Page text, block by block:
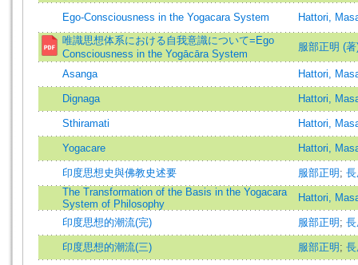
Ego-Consciousness in the Yogacara System
Hattori,
唯識思想体系における自我意識について=Ego
Consciousness in the Yogācāra System
服部正明 (
Asanga Hattori,
Dignaga Hattori,
Sthiramati Hattori,
Yogacare Hattori,
印度思想史與佛教史述要 服部正明 ;
The Transformation of the Basis in the Yogacara
System of Philosophy
Hattori,
印度思想的潮流(完) 服部正明 ;
印度思想的潮流(三) 服部正明 ;